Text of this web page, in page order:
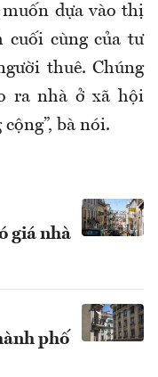
dựa vào thị
cuối cùng của tư
thuê. Chúng
ra nhà ở xã hội
bà nói.
giá nhà
phố